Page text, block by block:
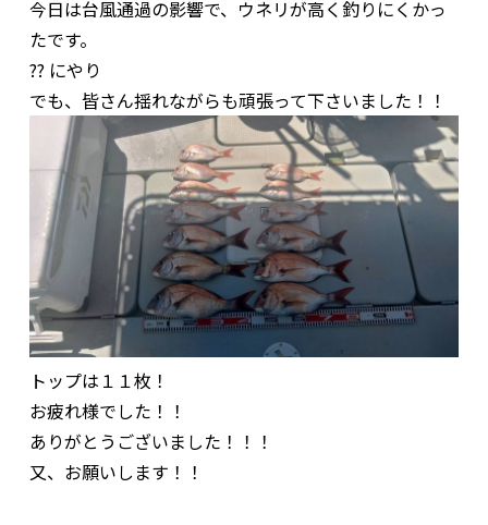
今日は台風通過の影響で、ウネリが高く釣りにくかっ
たです。
?? にやり
でも、皆さん揺れながらも頑張って下さいました！！
トップは１１枚！
お疲れ様でした！！
ありがとうございました！！！
又、お願いします！！